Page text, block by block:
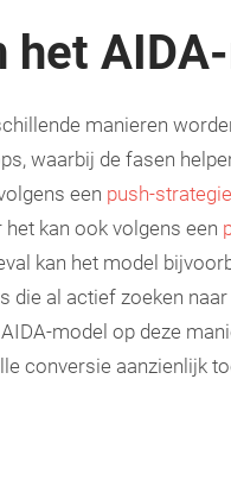
het
manieren
waarbij de fasen
een push-strategie
kan ook volgens een
kan het model
die al actief zoeken
model op deze
conversie aanzienlijk